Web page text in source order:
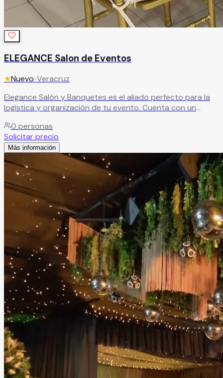
ELEGANCE Salon de Eventos
★Nuevo•Veracruz
Elegance Salón y Banquetes es el aliado perfecto para la
logística y organización de tu evento. Cuenta con un
etapa, cuidando todos los detalles que hacen especial una
celebración tan importante.
0 personas
Solicitar precio
Más información